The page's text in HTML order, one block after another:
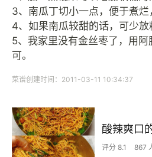
3、南瓜丁切小一点，便于煮烂
4、如果南瓜较甜的话，可少放
5、我家里没有金丝枣了，用
可。
菜谱创建时间：2011-03-11 10:34:37
评分 8.1 867